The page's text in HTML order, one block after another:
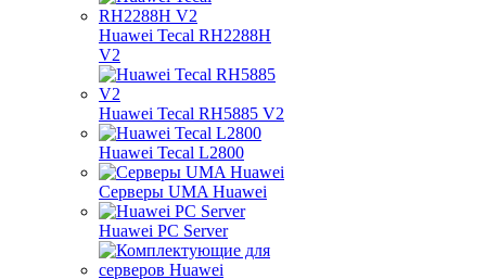
Huawei Tecal RH2288H
V2
Huawei Tecal RH5885 V2
Huawei Tecal L2800
Серверы UMA Huawei
Huawei PC Server